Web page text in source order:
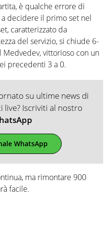
è qualche errore di
decidere il primo set nel
caratterizzato da
del servizio, si chiude 6-
Medvedev, vittorioso con un
precedenti 3 a 0.
su ultime news di
Iscriviti al nostro
WhatsApp
ma rimontare 900
facile.